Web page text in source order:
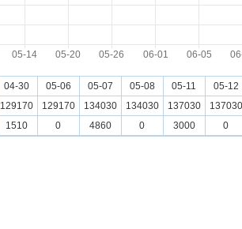
04-30 05-06 05-07 05-08 05-11
05-12
129170 129170 134030 134030 137030
137030
1510 0 4860 0 3000 0